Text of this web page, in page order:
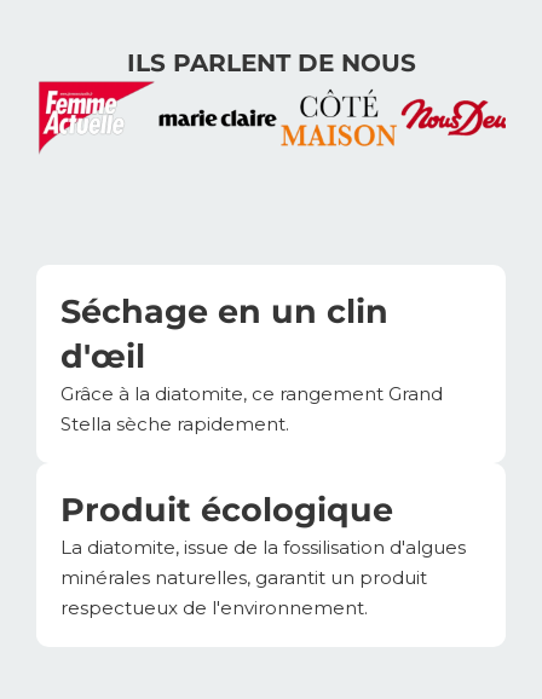
ILS PARLENT DE NOUS
Séchage en un clin
d'œil
Grâce à la diatomite, ce rangement Grand
Stella sèche rapidement.
Produit écologique
La diatomite, issue de la fossilisation d'algues
minérales naturelles, garantit un produit
respectueux de l'environnement.